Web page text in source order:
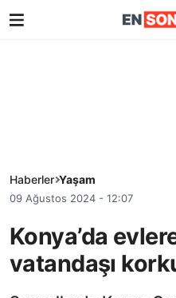
Haberler Yaşam
09 Ağustos 2024 - 12:07
Konya’da
vatandaşı